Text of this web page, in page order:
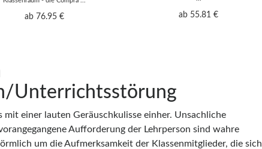
ab 76.95 € ab 55.81 €
Unterrichtsstörung
einer lauten Geräuschkulisse einher. Unsachliche
Aufforderung der Lehrperson sind wahre
um die Aufmerksamkeit der Klassenmitglieder, die sich